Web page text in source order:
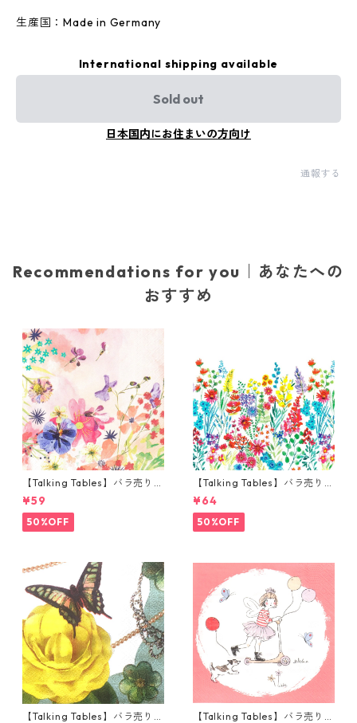
生産国：Made in Germany
International shipping available
Sold out
日本国内にお住まいの方向け
通報する
Recommendations for you｜あなたへの
おすすめ
【Talking Tables】バラ売り1
枚 カクテルサイズ ペーパーナ
プキン Blossom Girls ピンク
¥59
50%OFF
【Talking Tables】バラ売り1
枚 ランチサイズ ペーパーナプ
キン MEADOW ホワイト
¥64
50%OFF
【Talking Tables】バラ売り1
【Talking Tables】バラ売り1